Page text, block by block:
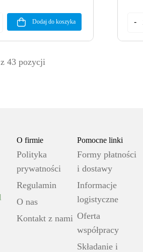
Dodaj do koszyka
43 pozycji
O firmie
Polityka
prywatności
Regulamin
O nas
Kontakt z nami
Pomocne linki
Formy płatności
i dostawy
Informacje
logistyczne
Oferta
współpracy
Składanie i